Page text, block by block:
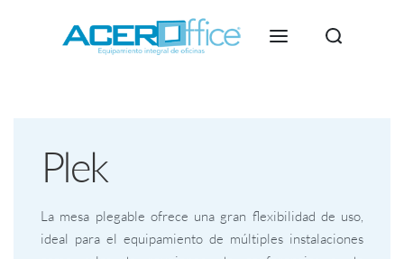
Plek
La mesa plegable ofrece una gran flexibilidad de uso,
ideal para el equipamiento de múltiples instalaciones